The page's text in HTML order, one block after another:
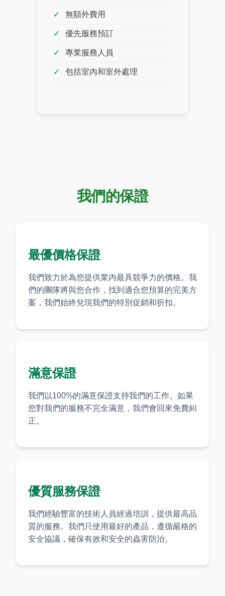
無額外費用
優先服務預訂
專業服務人員
包括室內和室外處理
我們的保證
最優價格保證
我們致力於為您提供業內最具競爭力的價格。我
們的團隊將與您合作，找到適合您預算的完美方
案，我們始終兌現我們的特別促銷和折扣。
滿意保證
我們以100%的滿意保證支持我們的工作。如果
您對我們的服務不完全滿意，我們會回來免費糾
正。
優質服務保證
我們經驗豐富的技術人員經過培訓，提供最高品
質的服務。我們只使用最好的產品，遵循嚴格的
安全協議，確保有效和安全的蟲害防治。